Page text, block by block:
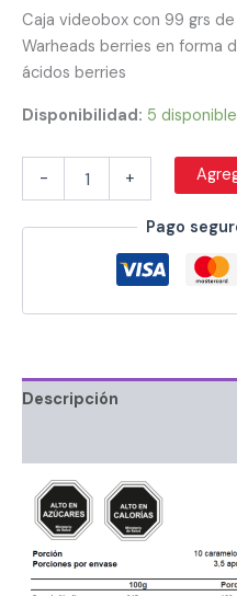
Caja videobox con 99 grs
Warheads berries en forma
ácidos berries
Disponibilidad: 5
- +
Pago
Descripción